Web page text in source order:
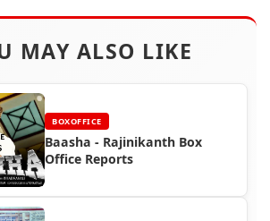
MAY ALSO LIKE
BOXOFFICE
Baasha - Rajinikanth Box
Office Reports